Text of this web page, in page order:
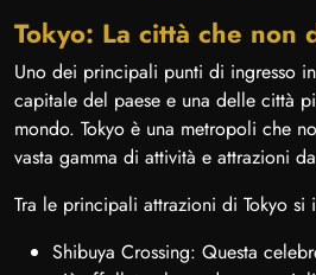
Tokyo: La città che non
Uno dei principali punti di ingresso
capitale del paese e una delle città
mondo. Tokyo è una metropoli che
vasta gamma di attività e attrazioni
Tra le principali attrazioni di Tokyo si
Shibuya Crossing: Questa